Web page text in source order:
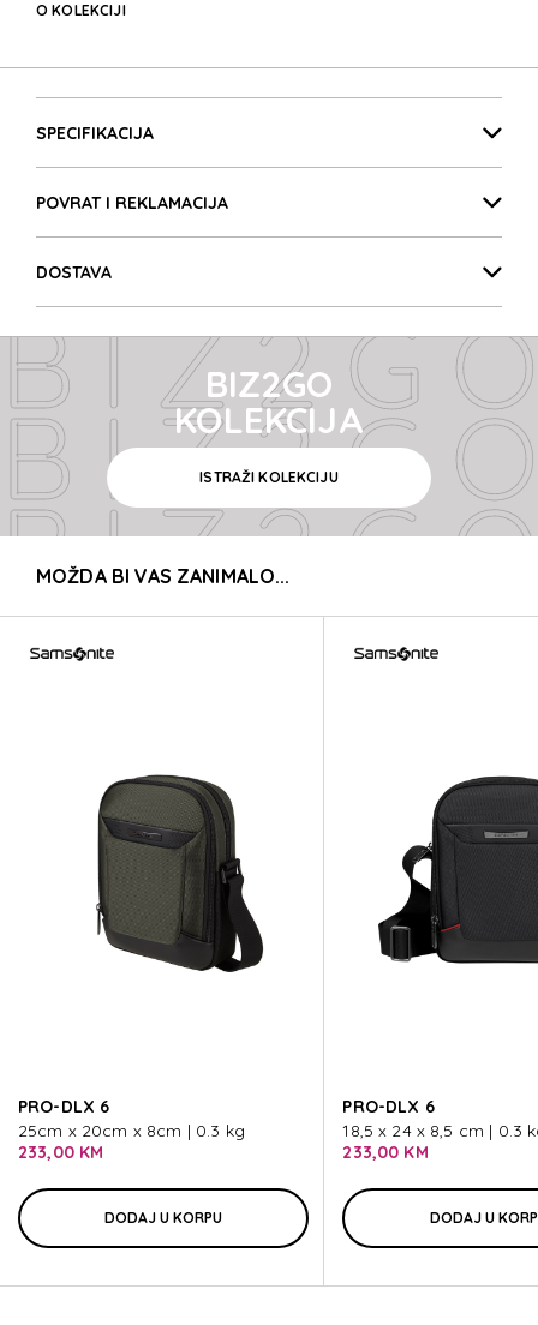
O KOLEKCIJI
SPECIFIKACIJA
POVRAT I REKLAMACIJA
DOSTAVA
BIZ2GO
BIZ2GO
BIZ2GO
BIZ2GO
BIZ2GO
BIZ2GO
BIZ2GO
BIZ2GO
BIZ2GO
BIZ2GO
BIZ2GO
BIZ2GO
BIZ2GO
KOLEKCIJA
ISTRAŽI KOLEKCIJU
MOŽDA BI VAS ZANIMALO...
PRO-DLX 6
25cm x 20cm x 8cm | 0.3 kg
233,00 KM
DODAJ U KORPU
PRO-DLX 6
18,5 x 24 x 8,5 cm | 0.3
233,00 KM
DODAJ U